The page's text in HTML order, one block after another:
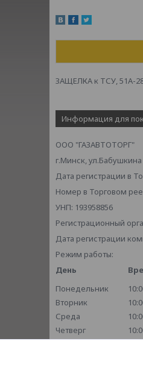
ЗАЩЕЛКА к ТСУ, 51А-
Информация для
ООО "ГАЗАВТОТОРГ"
г.Минск, ул.Бабушкина
Дата регистрации в
Номер в Торговом
УНП: 193958856
Регистрационный
Дата регистрации
Режим работы:
День
Понедельник
Вторник
Среда
Четверг